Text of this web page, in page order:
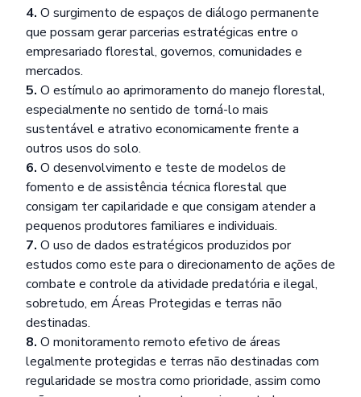
4. O surgimento de espaços de diálogo permanente
que possam gerar parcerias estratégicas entre o
empresariado florestal, governos, comunidades e
mercados.
5. O estímulo ao aprimoramento do manejo florestal,
especialmente no sentido de torná-lo mais
sustentável e atrativo economicamente frente a
outros usos do solo.
6. O desenvolvimento e teste de modelos de
fomento e de assistência técnica florestal que
consigam ter capilaridade e que consigam atender a
pequenos produtores familiares e individuais.
7. O uso de dados estratégicos produzidos por
estudos como este para o direcionamento de ações de
combate e controle da atividade predatória e ilegal,
sobretudo, em Áreas Protegidas e terras não
destinadas.
8. O monitoramento remoto efetivo de áreas
legalmente protegidas e terras não destinadas com
regularidade se mostra como prioridade, assim como